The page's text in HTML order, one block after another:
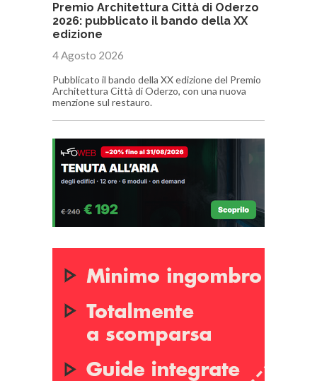
Premio Architettura Città di Oderzo
2026: pubblicato il bando della XX
edizione
4 Agosto 2026
Pubblicato il bando della XX edizione del Premio
Architettura Città di Oderzo, con una nuova
menzione sul restauro.